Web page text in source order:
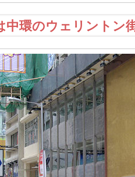
中環のウェリントン